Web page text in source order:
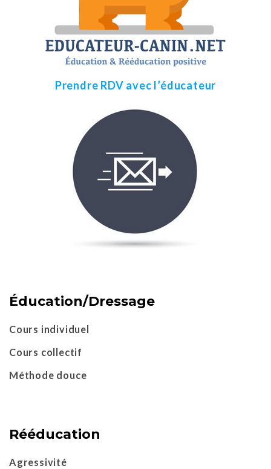
Prendre RDV avec l’éducateur
Éducation/Dressage
Cours individuel
Cours collectif
Méthode douce
Rééducation
Agressivité